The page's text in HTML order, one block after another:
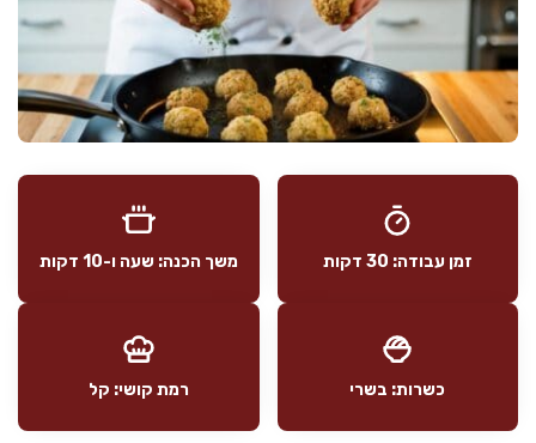
זמן עבודה: 30 דקות משך הכנה: שעה ו-10 דקות
כשרות: בשרי רמת קושי: קל